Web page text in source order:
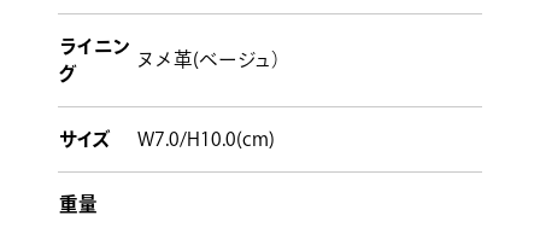
ライニン
グ
ヌメ革(ベージュ）
サイズ W7.0/H10.0(cm)
重量